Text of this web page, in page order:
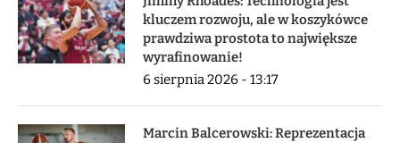
kluczem rozwoju, ale w koszykówce
prawdziwa prostota to największe
wyrafinowanie!
6 sierpnia 2026 - 13:17
Marcin Balcerowski: Reprezentacja